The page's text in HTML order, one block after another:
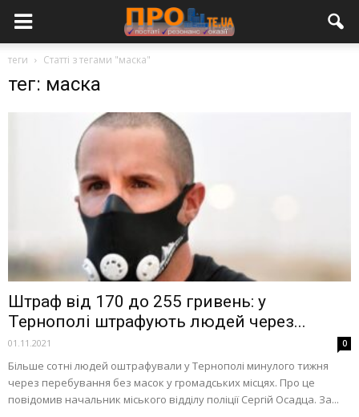
теги Статті з тегами "маска"
тег: маска
Штраф від 170 до 255 гривень: у
Тернополі штрафують людей через...
01.11.2021 0
Більше сотні людей оштрафували у Тернополі минулого тижня
через перебування без масок у громадських місцях. Про це
повідомив начальник міського відділу поліції Сергій Осадца. За...